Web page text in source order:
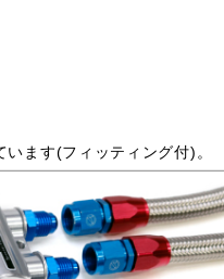
ます(フィッティング付)。